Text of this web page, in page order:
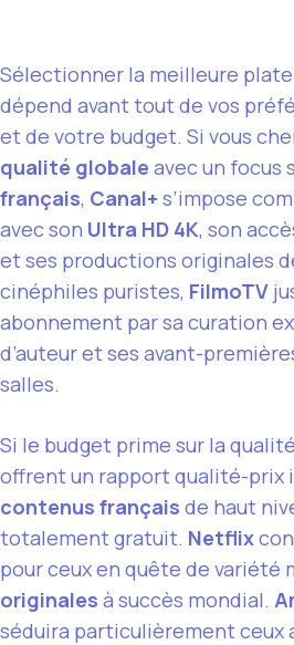
Sélectionner la meilleure
dépend avant tout de vos
et de votre budget. Si vous
qualité globale avec un focus
français, Canal+ s’impose
avec son Ultra HD 4K, son
et ses productions originales
cinéphiles puristes, FilmoTV
abonnement par sa curation
d’auteur et ses avant-
salles.
Si le budget prime sur la
offrent un rapport qualité-prix
contenus français de haut
totalement gratuit. Netflix
pour ceux en quête de variété
originales à succès mondial.
séduira particulièrement ceux